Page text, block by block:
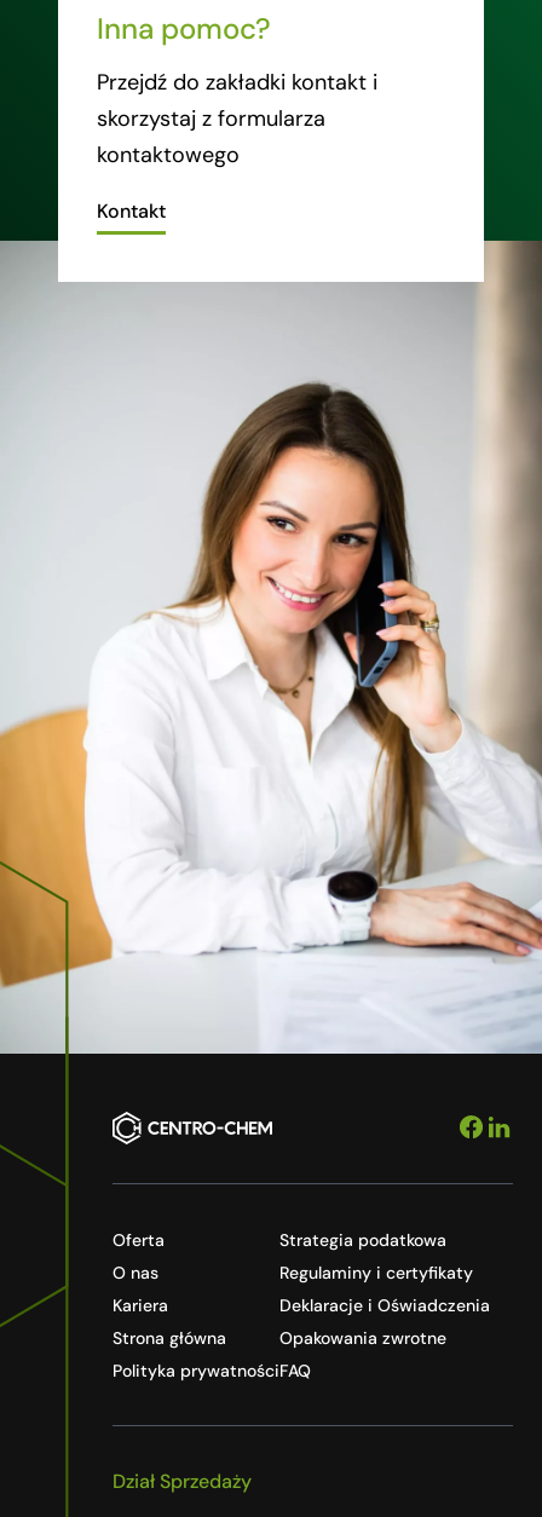
Inna pomoc?
Przejdź do zakładki kontakt i
skorzystaj z formularza
kontaktowego
Kontakt
Oferta
O nas
Kariera
Strona główna
Polityka prywatności
Strategia podatkowa
Regulaminy i certyfikaty
Deklaracje i Oświadczenia
Opakowania zwrotne
FAQ
Dział Sprzedaży